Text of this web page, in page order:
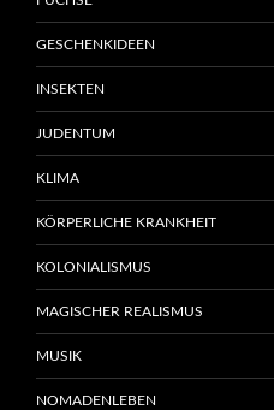
GESCHENKIDEEN
INSEKTEN
JUDENTUM
KLIMA
KÖRPERLICHE KRANKHEIT
KOLONIALISMUS
MAGISCHER REALISMUS
MUSIK
NOMADENLEBEN